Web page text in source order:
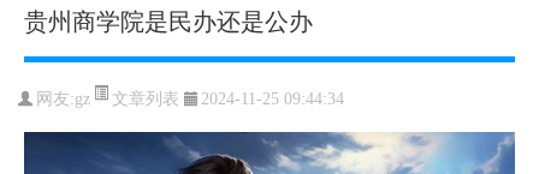
贵州商学院是民办还是公办
网友:gz 文章列表 2024-11-25 09:44:34